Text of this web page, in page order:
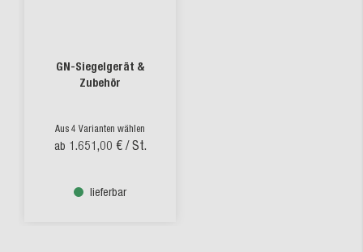
GN-Siegelgerät &
Zubehör
Aus 4 Varianten wählen
ab 1.651,00 € / St.
lieferbar